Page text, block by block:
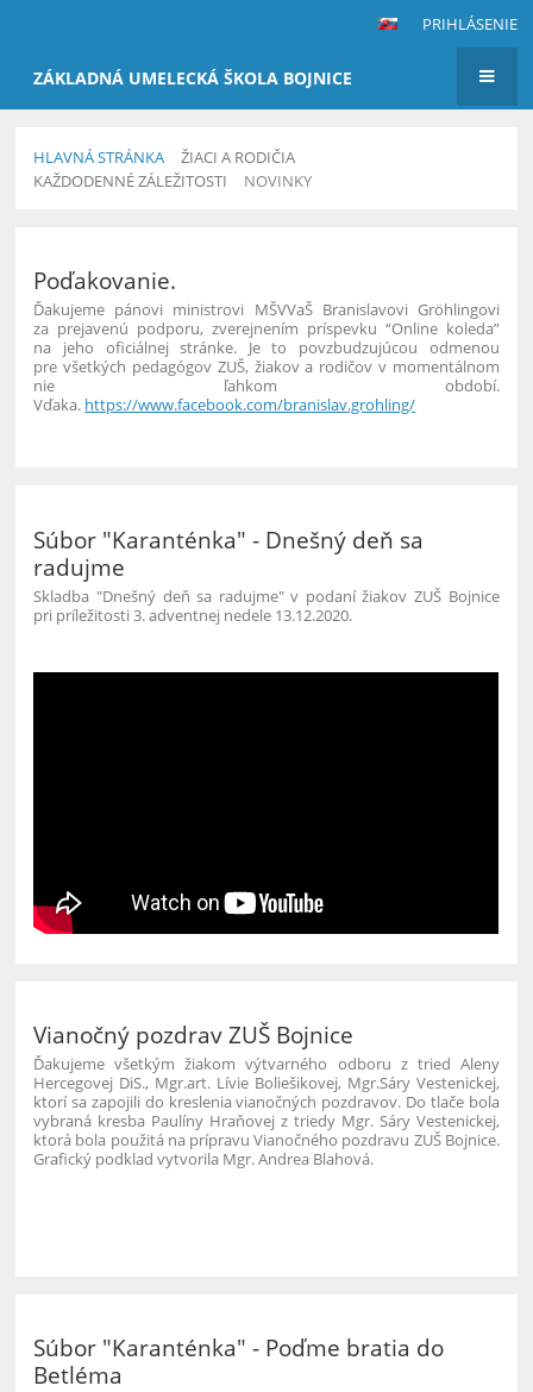
PRIHLÁSENIE
ZÁKLADNÁ UMELECKÁ ŠKOLA BOJNICE
HLAVNÁ STRÁNKA
ŽIACI A RODIČIA
KAŽDODENNÉ ZÁLEŽITOSTI
NOVINKY
Poďakovanie.
Ďakujeme pánovi ministrovi MŠVVaŠ Branislavovi Gröhlingovi
za prejavenú podporu, zverejnením príspevku “Online koleda”
na jeho oficiálnej stránke. Je to povzbudzujúcou odmenou
pre všetkých pedagógov ZUŠ, žiakov a rodičov v momentálnom
nie ľahkom období.
Vďaka. https://www.facebook.com/branislav.grohling/
Súbor "Karanténka" - Dnešný deň sa
radujme
Skladba "Dnešný deň sa radujme" v podaní žiakov ZUŠ Bojnice
pri príležitosti 3. adventnej nedele 13.12.2020.
Vianočný pozdrav ZUŠ Bojnice
Ďakujeme všetkým žiakom výtvarného odboru z tried Aleny
Hercegovej DiS., Mgr.art. Lívie Boliešikovej, Mgr.Sáry Vestenickej,
ktorí sa zapojili do kreslenia vianočných pozdravov. Do tlače bola
vybraná kresba Paulíny Hraňovej z triedy Mgr. Sáry Vestenickej,
ktorá bola použitá na prípravu Vianočného pozdravu ZUŠ Bojnice.
Grafický podklad vytvorila Mgr. Andrea Blahová.
Súbor "Karanténka" - Poďme bratia do
Betléma